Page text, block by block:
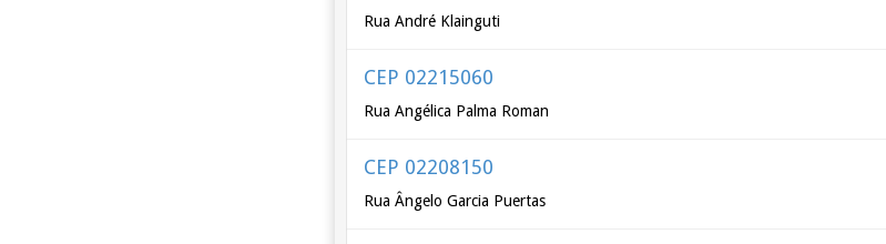
Rua André Klainguti
CEP 02215060
Rua Angélica Palma Roman
CEP 02208150
Rua Ângelo Garcia Puertas